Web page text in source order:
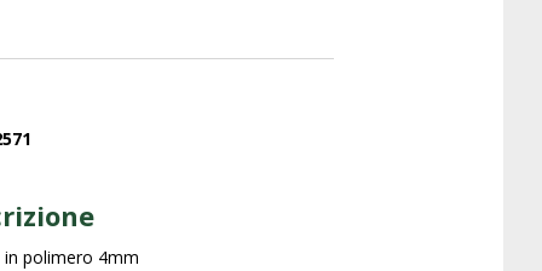
in polimero 4mm